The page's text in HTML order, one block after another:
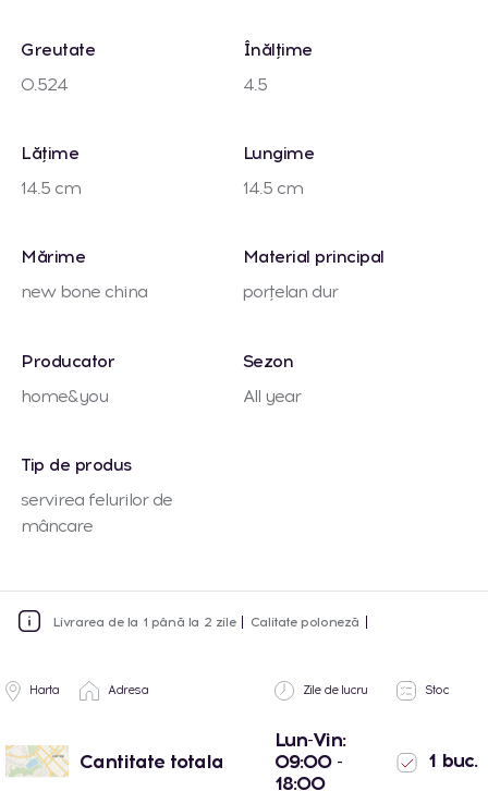
Greutate
0.524
Înălțime
4.5
Lățime
14.5 cm
Lungime
14.5 cm
Mărime
new bone china
Material principal
porțelan dur
Producator
home&you
Sezon
All year
Tip de produs
servirea felurilor de
mâncare
Livrarea de la 1 până la 2 zile Calitate poloneză
Harta Adresa Zile de lucru Stoc
Cantitate totala
Lun-Vin:
09:00 -
18:00
1 buc.